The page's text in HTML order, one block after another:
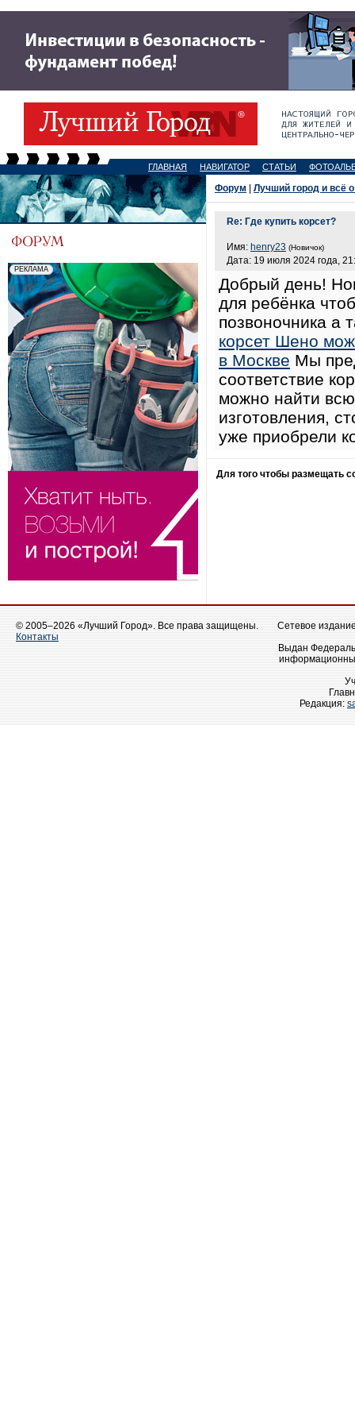
ГЛАВНАЯ НАВИГАТОР СТАТЬИ
Форум Лучший город и всё
Re: Где купить корсет?
Имя: henry23 (Новичок)
Дата: 19 июля 2024 года,
Добрый день!
для ребёнка
позвоночника а
корсет Шено
в Москве Мы
соответствие
можно найти
изготовления,
уже приобрели
Для того чтобы размещать
© 2005–2026 «Лучший Город». Все права защищены.
Контакты
Сетевое
Выдан
Редакция: